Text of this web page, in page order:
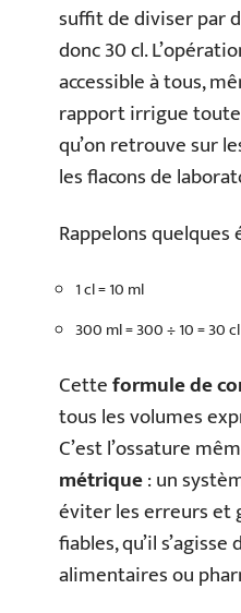
suffit de diviser par
donc 30 cl.
accessible à tous,
rapport irrigue
qu’on retrouve sur
les flacons de
Rappelons
1 cl = 10 ml
300 ml = 300 ÷ 10 = 30 cl
Cetteformule de
tous les volumes
C’est l’ossature
métrique: un
éviter les erreurs et
fiables, qu’il s’agisse
alimentaires ou